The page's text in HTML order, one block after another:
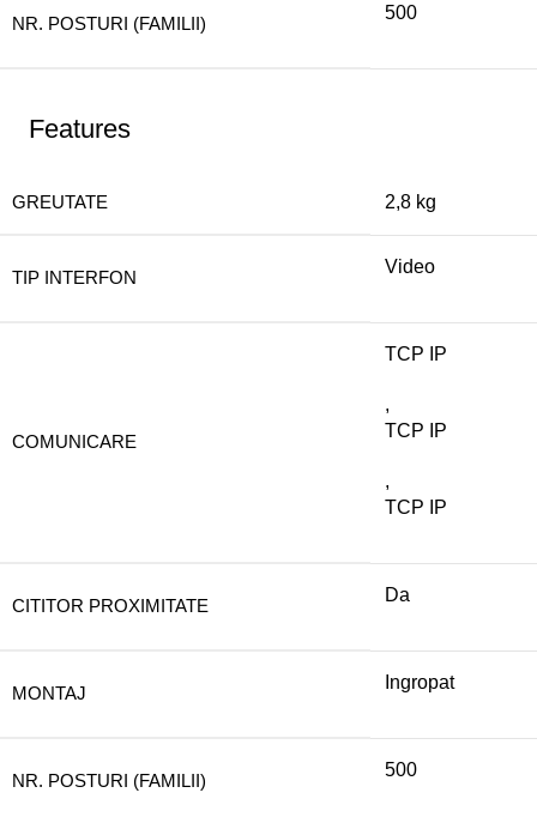
NR. POSTURI (FAMILII)
500
Features
GREUTATE 2,8 kg
TIP INTERFON
Video
COMUNICARE
TCP IP
,
TCP IP
,
TCP IP
CITITOR PROXIMITATE
Da
MONTAJ
Ingropat
NR. POSTURI (FAMILII)
500